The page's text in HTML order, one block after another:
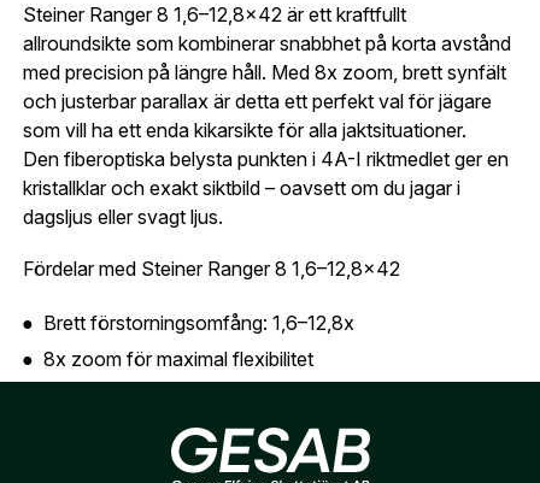
Steiner Ranger 8 1,6–12,8x42 är ett kraftfullt
allroundsikte som kombinerar snabbhet på korta avstånd
med precision på längre håll. Med 8x zoom, brett synfält
och justerbar parallax är detta ett perfekt val för jägare
som vill ha ett enda kikarsikte för alla jaktsituationer.
Den fiberoptiska belysta punkten i 4A-I riktmedlet ger en
kristallklar och exakt siktbild – oavsett om du jagar i
dagsljus eller svagt ljus.
Fördelar med Steiner Ranger 8 1,6–12,8x42
Brett förstorningsomfång: 1,6–12,8x
8x zoom för maximal flexibilitet
Fiberoptisk belyst punkt – skarp och tydlig
11 belysningslägen (dag & natt)
Skapa konto och handla enklare
Är du företag eller förening?Med ett eget
konto hos oss får du snabbare utcheckning,
översikt över dina beställningar och sparade
uppgifter.
Är du en förening eller ett företag? Kontakta
Telefon:*
Land: *
(kommer bli ditt användarnamn)
Jag godkänner att mina uppgifter sparas enligt
integritetspolicyn.
Bevaka